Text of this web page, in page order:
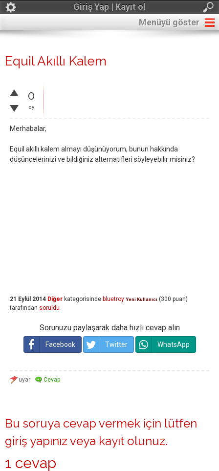
Giriş Yap | Kayıt ol
Menüyü göster
Equil Akıllı Kalem
0
oy
Merhabalar,
Equil akıllı kalem almayı düşünüyorum, bunun hakkında
düşüncelerinizi ve bildiğiniz alternatifleri söyleyebilir misiniz?
21 Eylül 2014 Diğer kategorisinde bluetroy Yeni Kullanıcı (300 puan)
tarafından soruldu
Sorunuzu paylaşarak daha hızlı cevap alın
Facebook Twitter WhatsApp
Bu soruya cevap vermek için lütfen
giriş yapınız veya kayıt olunuz.
1 cevap